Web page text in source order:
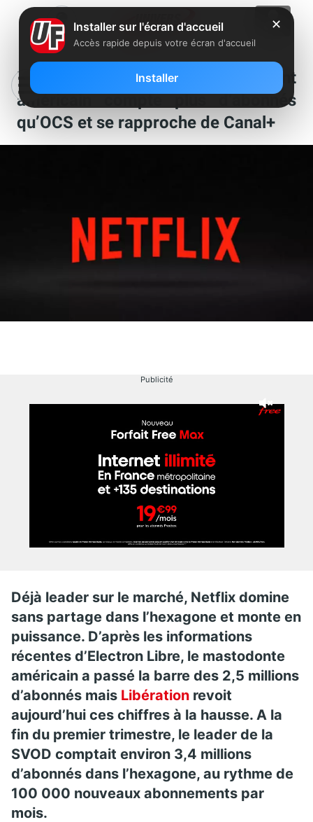
Netflix cartonne en France, le géant
américain compte plus d’abonnés
qu’OCS et se rapproche de Canal+
Publicité
Déjà leader sur le marché, Netflix domine
sans partage dans l’hexagone et monte en
puissance. D’après les informations
récentes d’Electron Libre, le mastodonte
américain a passé la barre des 2,5 millions
d’abonnés mais Libération revoit
aujourd’hui ces chiffres à la hausse. A la
fin du premier trimestre, le leader de la
SVOD comptait environ 3,4 millions
d’abonnés dans l’hexagone, au rythme de
100 000 nouveaux abonnements par
mois.
✕
Installer sur l'écran d'accueil
Accès rapide depuis votre écran d'accueil
Installer